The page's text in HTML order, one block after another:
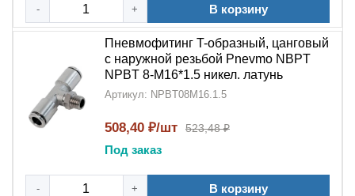
- + В корзину
Пневмофитинг T-образный, цанговый
с наружной резьбой Pnevmo NBPT
NPBT 8-M16*1.5 никел. латунь
Артикул: NPBT08M16.1.5
508,40 ₽/шт 523,48 ₽
Под заказ
- + В корзину